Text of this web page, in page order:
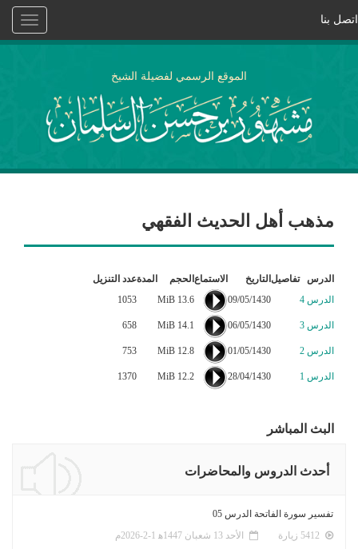
Toggle
اتصل بنا
الموقع الرسمي لفضيلة الشيخ
مذهب أهل الحديث الفقهي
الدرس تفاصيلالتاريخ الاستماعالحجم المدةعدد التنزيل
الدرس 4
09/05/1430
13.6 MiB
1053
الدرس 3 06/05/1430
14.1 MiB
658
الدرس 2 01/05/1430
12.8 MiB
753
الدرس 1 28/04/1430
12.2 MiB
1370
البث المباشر
أحدث الدروس والمحاضرات
تفسير سورة الفاتحة الدرس 05
الأحد 13 شعبان 1447ﻫ 1-2-2026م